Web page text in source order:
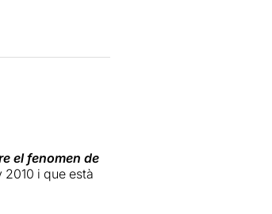
el fenomen de
2010 i que està